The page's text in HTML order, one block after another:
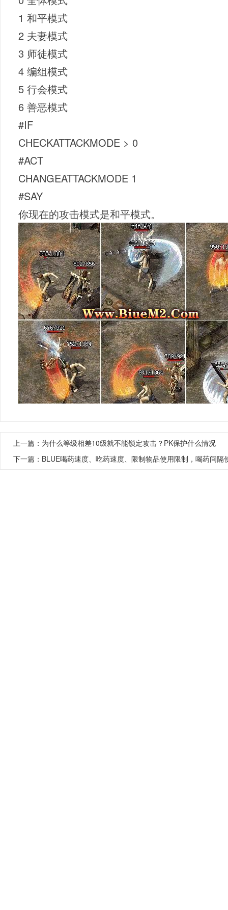
1 和平模式
2 夫妻模式
3 师徒模式
4 编组模式
5 行会模式
6 善恶模式
#IF
CHECKATTACKMODE > 0
#ACT
CHANGEATTACKMODE 1
#SAY
你现在的攻击模式是和平模式。
上一篇： 为什么等级相差10级就不能锁定攻击？PK保护什么情况
下一篇： BLUE喝药速度、吃药速度、限制物品使用限制，喝药间隔